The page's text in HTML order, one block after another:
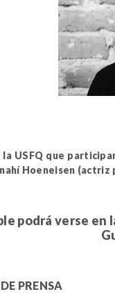
la USFQ que
Hoeneisen (actriz
podrá verse en
PRENSA